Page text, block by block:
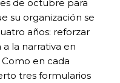
de octubre para
su organización se
años: reforzar
la narrativa en
en cada
tres formularios